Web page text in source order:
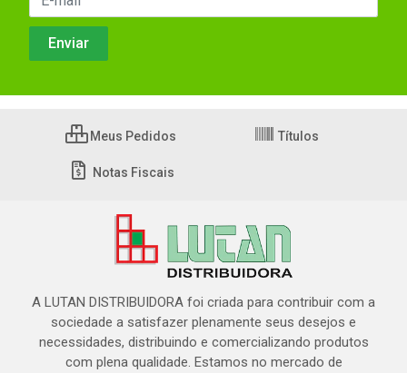
Meus Pedidos Títulos
Notas Fiscais
A LUTAN DISTRIBUIDORA foi criada para contribuir com a
sociedade a satisfazer plenamente seus desejos e
necessidades, distribuindo e comercializando produtos
com plena qualidade. Estamos no mercado de